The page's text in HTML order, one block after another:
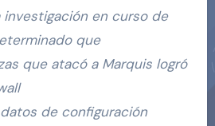
investigación en curso de
que
que atacó a Marquis logró
de configuración